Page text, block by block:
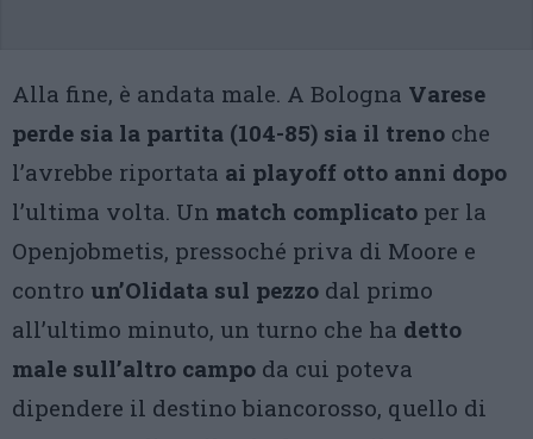
Alla fine, è andata male. A Bologna Varese
perde sia la partita (104-85) sia il treno che
l’avrebbe riportata ai playoff otto anni dopo
l’ultima volta. Un match complicato per la
Openjobmetis, pressoché priva di Moore e
contro un’Olidata sul pezzo dal primo
all’ultimo minuto, un turno che ha detto
male sull’altro campo da cui poteva
dipendere il destino biancorosso, quello di